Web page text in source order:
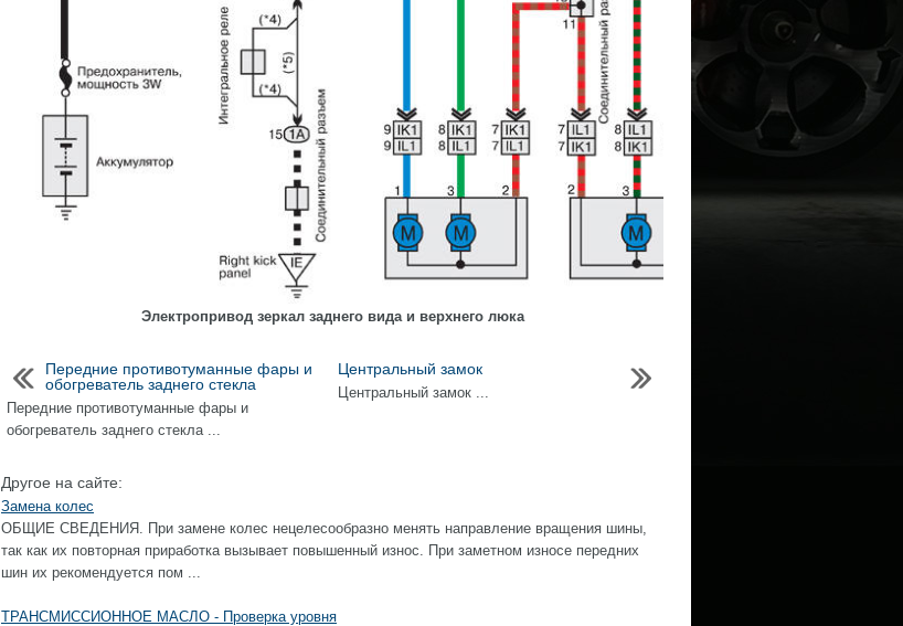
Электропривод зеркал заднего вида и верхнего люка
Передние противотуманные фары и
обогреватель заднего стекла
Передние противотуманные фары и
обогреватель заднего стекла ...
Центральный замок
Центральный замок ...
Другое на сайте:
Замена колес
ОБЩИЕ СВЕДЕНИЯ. При замене колес нецелесообразно менять направление вращения шины,
так как их повторная приработка вызывает повышенный износ. При заметном износе передних
шин их рекомендуется пом ...
ТРАНСМИССИОННОЕ МАСЛО - Проверка уровня